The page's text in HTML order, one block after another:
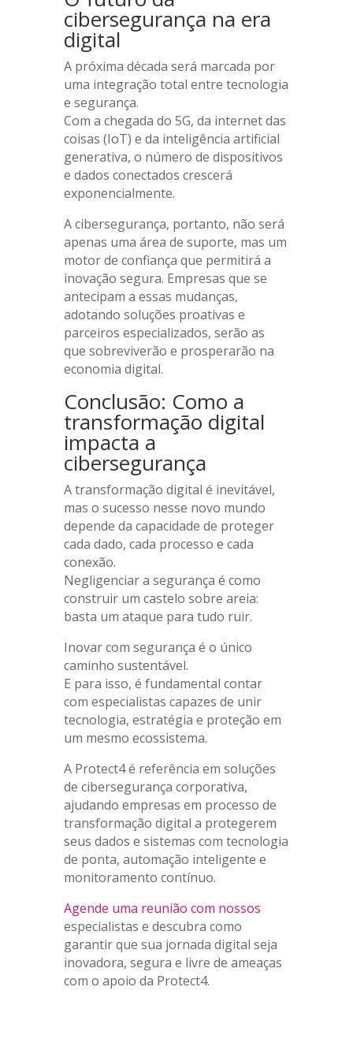
cibersegurança na era
digital
A próxima década será marcada por
uma integração total entre tecnologia
e segurança.
Com a chegada do 5G, da internet das
coisas (IoT) e da inteligência artificial
generativa, o número de dispositivos
e dados conectados crescerá
exponencialmente.
A cibersegurança, portanto, não será
apenas uma área de suporte, mas um
motor de confiança que permitirá a
inovação segura. Empresas que se
antecipam a essas mudanças,
adotando soluções proativas e
parceiros especializados, serão as
que sobreviverão e prosperarão na
economia digital.
Conclusão: Como a
transformação digital
impacta a
cibersegurança
A transformação digital é inevitável,
mas o sucesso nesse novo mundo
depende da capacidade de proteger
cada dado, cada processo e cada
conexão.
Negligenciar a segurança é como
construir um castelo sobre areia:
basta um ataque para tudo ruir.
Inovar com segurança é o único
caminho sustentável.
E para isso, é fundamental contar
com especialistas capazes de unir
tecnologia, estratégia e proteção em
um mesmo ecossistema.
A Protect4 é referência em soluções
de cibersegurança corporativa,
ajudando empresas em processo de
transformação digital a protegerem
seus dados e sistemas com tecnologia
de ponta, automação inteligente e
monitoramento contínuo.
Agende uma reunião com nossos
especialistas e descubra como
garantir que sua jornada digital seja
inovadora, segura e livre de ameaças
com o apoio da Protect4.